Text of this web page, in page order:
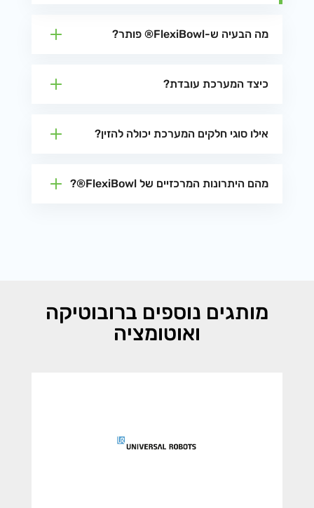
מה הבעיה ש-FlexiBowl® פותר?
כיצד המערכת עובדת?
אילו סוגי חלקים המערכת יכולה להזין?
מהם היתרונות המרכזיים של FlexiBowl®?
מותגים נוספים ברובוטיקה
ואוטומציה
UNIVERSAL ROBOTS